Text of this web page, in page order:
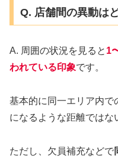
Q. 店舗間の異動は
A. 周囲の状況を見ると 1
われている印象です。
基本的に同一エリア内で
になるような距離ではな
ただし、欠員補充などで